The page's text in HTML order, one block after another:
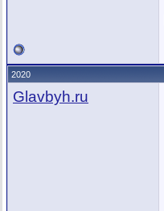
2020
Glavbyh.ru